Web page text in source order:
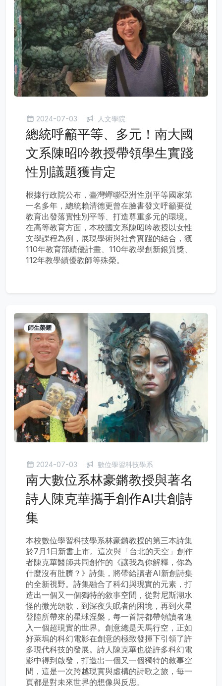
2024-07-03 人文學院
總統呼籲平等、多元！南大國
文系陳昭吟教授帶領學生實踐
性別議題獲肯定
根據行政院公布，臺灣蟬聯亞洲性別平等國家第
一名多年，總統賴清德更曾在臉書發文呼籲要從
教育出發落實性別平等、打造尊重多元的環境。
在高等教育方面，本校國文系陳昭吟教授以女性
文學課程為例，展現學術與社會實踐的結合，獲
110年教育部績優計畫、110年教學創新銀質獎、
112年教學績優教師等殊榮。
師生榮耀
2024-07-03 數位學習科技學系
南大數位系林豪鏘教授與著名
詩人陳克華攜手創作AI共創詩
集
本校數位學習科技學系林豪鏘教授的第三本詩集
於7月1日新書上市。這次與「台北的天空」創作
者陳克華醫師共同創作的《讓我為你解釋，你為
什麼沒有肚臍？》詩集，將帶給讀者AI新創詩集
的全新視野。詩集融合了科幻與現實的元素，打
造出一個又一個獨特的敘事空間，從對尼斯湖水
怪的微光頌歌，到深夜失眠者的困境，再到火星
登陸所帶來的星球涅槃，每一首詩都帶領讀者進
入一個超現實的世界。創意總是天馬行空，正如
好萊塢的科幻電影在創意的極致發揮下引領了許
多現代科技的發展。詩人陳克華也從許多科幻電
影中得到啟發，打造出一個又一個獨特的敘事空
間，這是一次跨越現實與虛構的詩歌之旅，每一
頁都是對未來世界的想像與反思。